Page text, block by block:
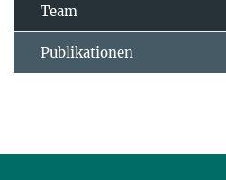
Team
Publikationen